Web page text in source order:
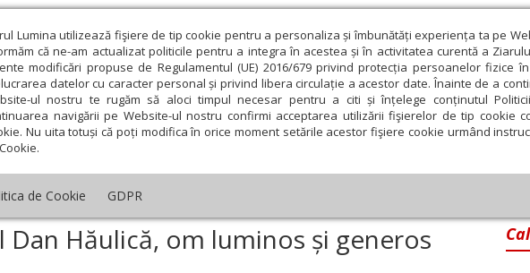
Lumina utilizează fişiere de tip cookie pentru a personaliza și îmbunătăți experiența ta pe
că ne-am actualizat politicile pentru a integra în acestea și în activitatea curentă a
modificări propuse de Regulamentul (UE) 2016/679 privind protecția persoanelor fizice
datelor cu caracter personal și privind libera circulație a acestor date. Înainte de a
ul nostru te rugăm să aloci timpul necesar pentru a citi și înțelege conținutul
navigării pe Website-ul nostru confirmi acceptarea utilizării fişierelor de tip cookie
Nu uita totuși că poți modifica în orice moment setările acestor fişiere cookie urmând
de Cookie GDPR
și cuvântări An omagial Comunicate de presă Documentar
Teologie și spiritualitate Educaţie și Cultură Societate
› In memoriam ›
Dan Hăulică, om luminos și generos